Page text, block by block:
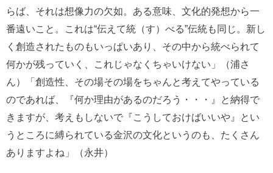
らば、それは想像力の欠如。ある意味、文化的発想から一
番遠いこと。これは“伝えて統（す）べる”伝統も同じ。新し
く創造されたものもいっぱいあり、その中から統べられて
何かが残っていく、これじゃなくちゃいけない」（浦さ
ん）「創造性、その場その場をちゃんと考えてやっている
のであれば、『何か理由があるのだろう・・・』と納得で
きますが、考えもしないで『こうしておけばいいや』とい
うところに縛られている金沢の文化というのも、たくさん
ありますよね」（永井）